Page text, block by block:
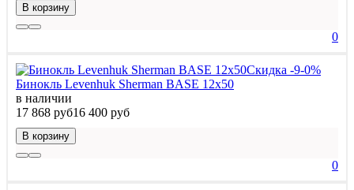
В корзину
0
Скидка -9-0%
Бинокль Levenhuk Sherman BASE 12x50
в наличии
17 868 руб16 400 руб
В корзину
0